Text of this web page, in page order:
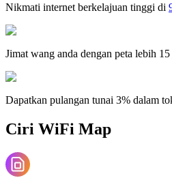
Nikmati internet berkelajuan tinggi di
Jimat wang anda dengan peta lebih
Dapatkan pulangan tunai 3% dalam
Ciri WiFi Map